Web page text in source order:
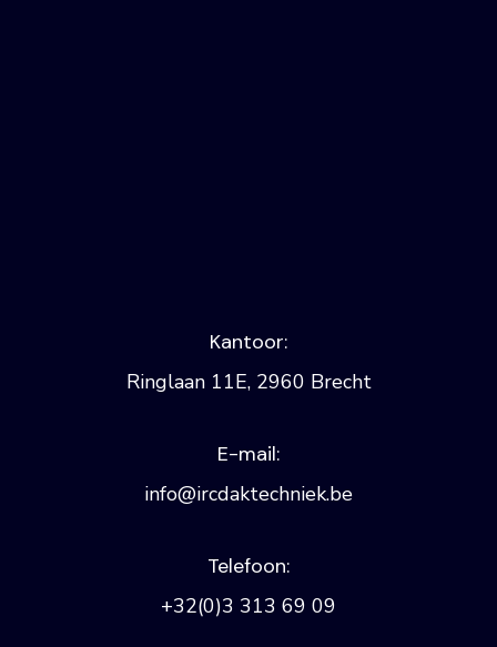
Kantoor:
Ringlaan 11E, 2960 Brecht
E-mail:
info@ircdaktechniek.be
Telefoon:
+32(0)3 313 69 09